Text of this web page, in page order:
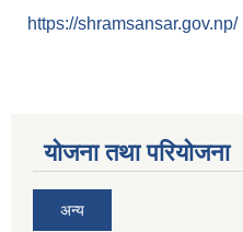
https://shramsansar.gov.np/
योजना तथा परियोजना
अन्य